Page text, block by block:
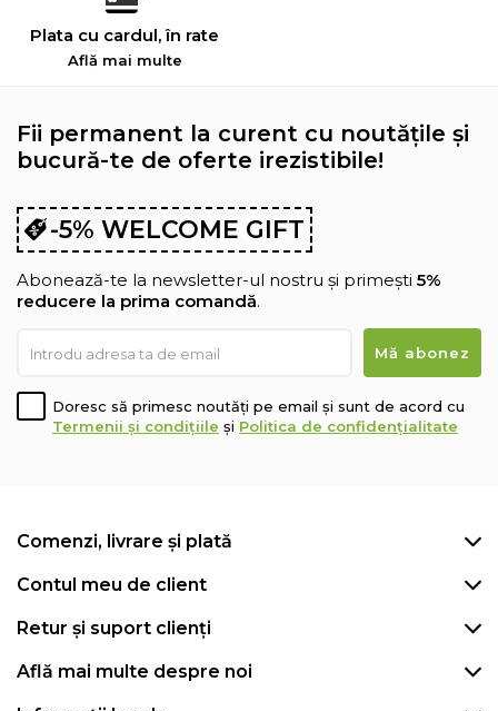
Plata cu cardul, în rate
Află mai multe
Fii permanent la curent cu noutățile și
bucură-te de oferte irezistibile!
-5% WELCOME GIFT
Abonează-te la newsletter-ul nostru și primești 5%
reducere la prima comandă.
Doresc să primesc noutăți pe email și sunt de acord cu
Termenii și condițiile și Politica de confidențialitate
Comenzi, livrare și plată
Contul meu de client
Retur și suport clienți
Află mai multe despre noi